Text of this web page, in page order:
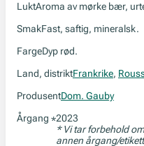
LuktAroma av mørke bær,
SmakFast, saftig, mineralsk.
FargeDyp rød.
Land, distriktFrankrike,
ProdusentDom. Gauby
Årgang *2023
* Vi tar forbehold
annen årgang/